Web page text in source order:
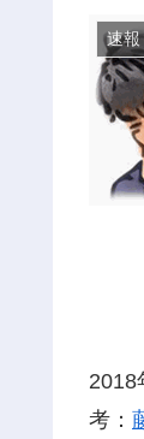
速報
2018
考：